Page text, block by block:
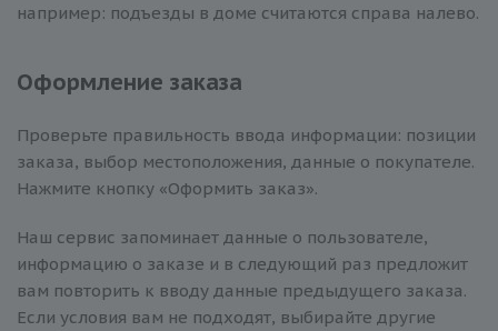
например: подъезды в доме считаются справа налево.
Оформление заказа
Проверьте правильность ввода информации: позиции
заказа, выбор местоположения, данные о покупателе.
Нажмите кнопку «Оформить заказ».
Наш сервис запоминает данные о пользователе,
информацию о заказе и в следующий раз предложит
вам повторить к вводу данные предыдущего заказа.
Если условия вам не подходят, выбирайте другие